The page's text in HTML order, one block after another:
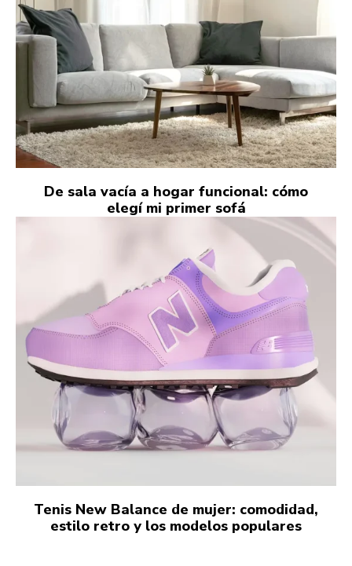
De sala vacía a hogar funcional: cómo
elegí mi primer sofá
Tenis New Balance de mujer: comodidad,
estilo retro y los modelos populares